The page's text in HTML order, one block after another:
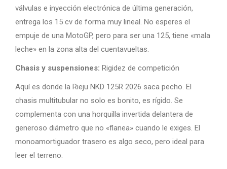
válvulas e inyección electrónica de última generación,
entrega los 15 cv de forma muy lineal. No esperes el
empuje de una MotoGP, pero para ser una 125, tiene «mala
leche» en la zona alta del cuentavueltas.
Chasis y suspensiones: Rigidez de competición
Aquí es donde la Rieju NKD 125R 2026 saca pecho. El
chasis multitubular no solo es bonito, es rígido. Se
complementa con una horquilla invertida delantera de
generoso diámetro que no «flanea» cuando le exiges. El
monoamortiguador trasero es algo seco, pero ideal para
leer el terreno.